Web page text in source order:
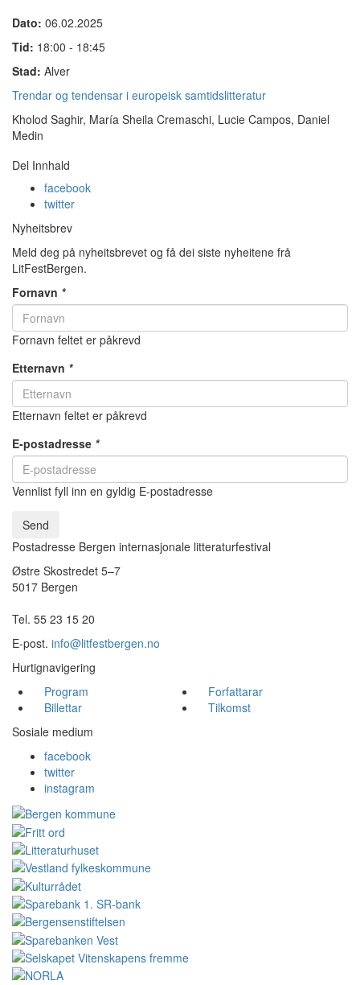
Dato: 06.02.2025
Tid: 18:00 - 18:45
Stad: Alver
Trendar og tendensar i europeisk samtidslitteratur
Kholod Saghir, María Sheila Cremaschi, Lucie Campos, Daniel
Medin
Del Innhald
facebook
twitter
Nyheitsbrev
Meld deg på nyheitsbrevet og få dei siste nyheitene frå
LitFestBergen.
Fornavn *
Fornavn feltet er påkrevd
Etternavn *
Etternavn feltet er påkrevd
E-postadresse *
Vennlist fyll inn en gyldig E-postadresse
Send
Postadresse Bergen internasjonale litteraturfestival
Østre Skostredet 5–7
5017 Bergen
Tel. 55 23 15 20
E-post. info@litfestbergen.no
Hurtignavigering
Program
Forfattarar
Billettar
Tilkomst
Sosiale medium
facebook
twitter
instagram